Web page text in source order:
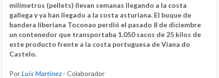
milímetros (pellets) llevan semanas llegando a la costa
gallega y ya han llegado a la costa asturiana. El buque de
bandera liberiana Toconao perdió el pasado 8 de diciembre
un contenedor que transportaba 1.050 sacos de 25 kilos de
este producto frente a la costa portuguesa de Viana do
Castelo.
PorLuis Martínez - Colaborador